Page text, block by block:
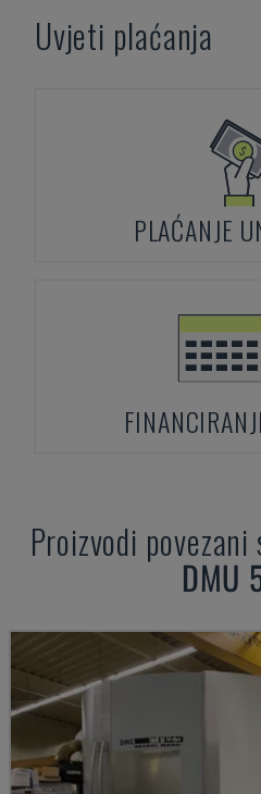
Uvjeti plaćanja
PLAĆANJE
Proizvodi povezani
DMU